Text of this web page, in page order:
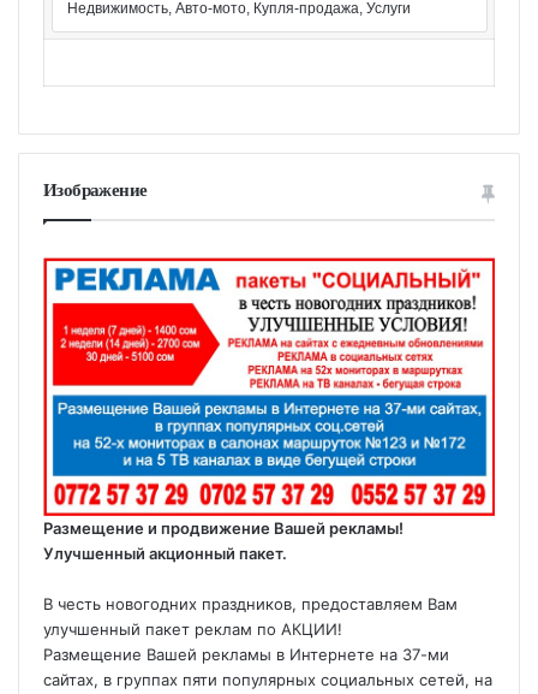
Недвижимость, Авто-мото, Купля-продажа, Услуги
Изображение
Размещение и продвижение Вашей рекламы!
Улучшенный акционный пакет.
В честь новогодних праздников, предоставляем Вам
улучшенный пакет реклам по АКЦИИ!
Размещение Вашей рекламы в Интернете на 37-ми
сайтах, в группах пяти популярных социальных сетей, на